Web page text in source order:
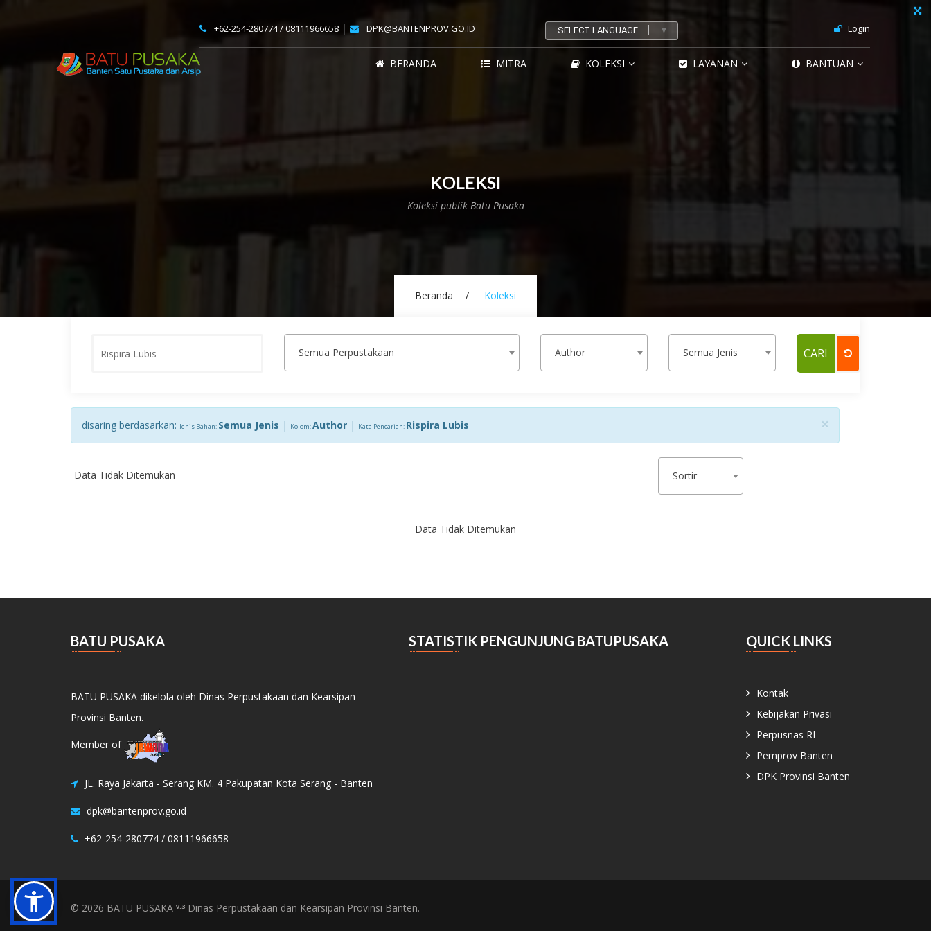
+62-254-280774 / 08111966658| DPK@BANTENPROV.GO.ID SELECT LANGUAGE ▼ Login
BERANDA MITRA KOLEKSI LAYANAN BANTUAN
KOLEKSI
Koleksi publik Batu Pusaka
Beranda Koleksi
Kunci
Semua Perpustakaan Author Semua Jenis
disaring berdasarkan: Jenis Bahan: Semua Jenis | Kolom:Author | Kata Pencarian: Rispira Lubis ×
Data Tidak Ditemukan Sortir
Data Tidak Ditemukan
BATU PUSAKA
BATU PUSAKA dikelola oleh Dinas Perpustakaan dan Kearsipan
Provinsi Banten.
Member of
JL. Raya Jakarta - Serang KM. 4 Pakupatan Kota Serang - Banten
dpk@bantenprov.go.id
+62-254-280774 / 08111966658
STATISTIK PENGUNJUNG BATUPUSAKA QUICK LINKS
Kontak
Kebijakan Privasi
Perpusnas RI
Pemprov Banten
DPK Provinsi Banten
© 2026 BATU PUSAKA v.3 Dinas Perpustakaan dan Kearsipan Provinsi Banten.